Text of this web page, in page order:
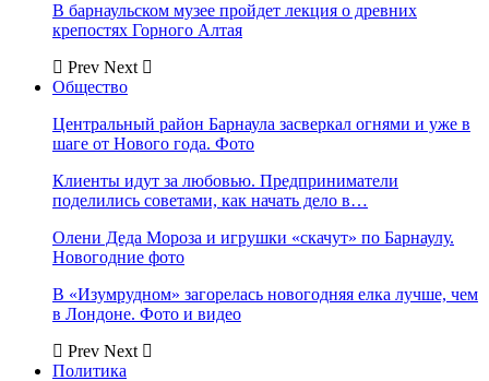
В барнаульском музее пройдет лекция о древних
крепостях Горного Алтая
Prev Next
Общество
Центральный район Барнаула засверкал огнями и уже в
шаге от Нового года. Фото
Клиенты идут за любовью. Предприниматели
поделились советами, как начать дело в…
Олени Деда Мороза и игрушки «скачут» по Барнаулу.
Новогодние фото
В «Изумрудном» загорелась новогодняя елка лучше, чем
в Лондоне. Фото и видео
Prev Next
Политика